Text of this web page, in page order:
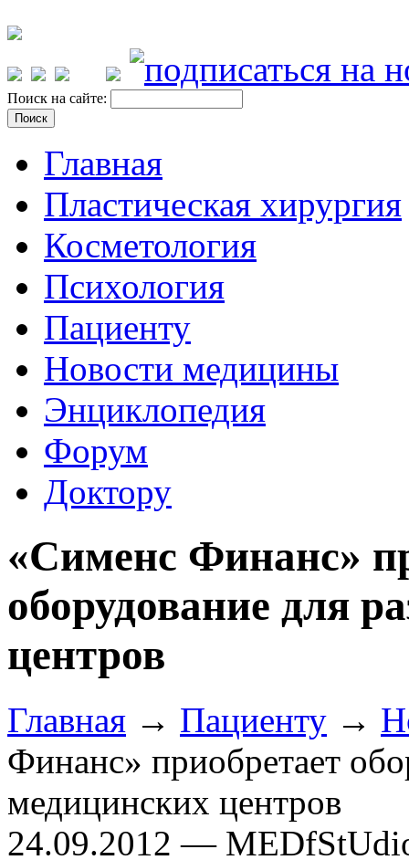
Поиск на сайте:
Главная
Пластическая хирургия
Косметология
Психология
Пациенту
Новости медицины
Энциклопедия
Форум
Доктору
«Сименс Финанс»
оборудование для
центров
Главная → Пациенту →
Финанс» приобретает
медицинских центров
24.09.2012 —